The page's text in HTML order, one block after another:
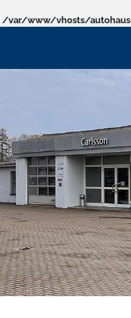
/var/www/vhosts/